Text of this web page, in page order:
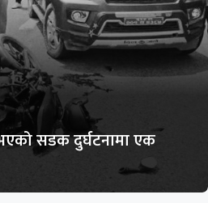
सडक दुर्घटनामा एक